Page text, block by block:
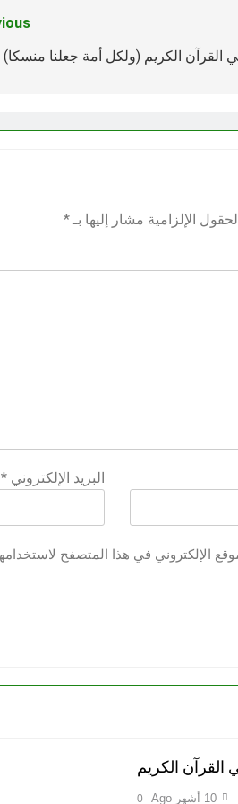
القرآن الكريم (ولكل أمة جعلنا منسكا) (ح
الإلزامية مشار إليها بـ *
البريد الإلكتروني*
الإلكتروني في هذا المتصفح
القرآن الكريم
10 أشهر Ago 0